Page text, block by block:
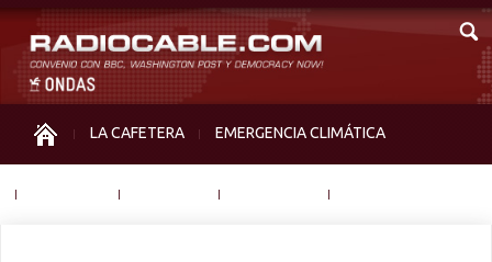
LA CAFETERA EMERGENCIA CLIMÁTICA